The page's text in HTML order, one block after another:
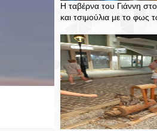
T
E
E
T
S
A
R
E
P
N
T
C
M
M
E
N
T
Η ταβέρνα του Γιάννη
και τσιμούλια με το φως